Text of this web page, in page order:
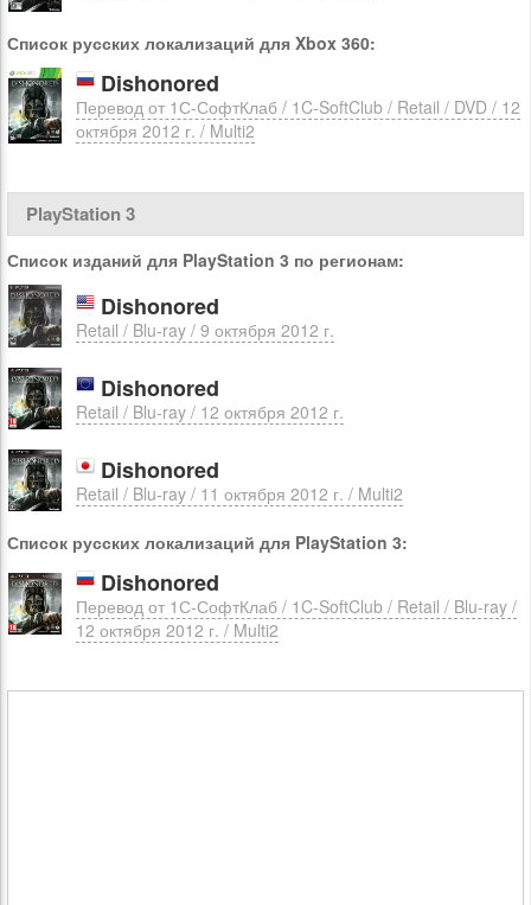
Список русских локализаций для Xbox 360:
Dishonored
Перевод от 1С-СофтКлаб / 1C-SoftClub / Retail / DVD / 12
октября 2012 г. / Multi2
PlayStation 3
Список изданий для PlayStation 3 по регионам:
Dishonored
Retail / Blu-ray / 9 октября 2012 г.
Dishonored
Retail / Blu-ray / 12 октября 2012 г.
Dishonored
Retail / Blu-ray / 11 октября 2012 г. / Multi2
Список русских локализаций для PlayStation 3:
Dishonored
Перевод от 1С-СофтКлаб / 1C-SoftClub / Retail / Blu-ray /
12 октября 2012 г. / Multi2